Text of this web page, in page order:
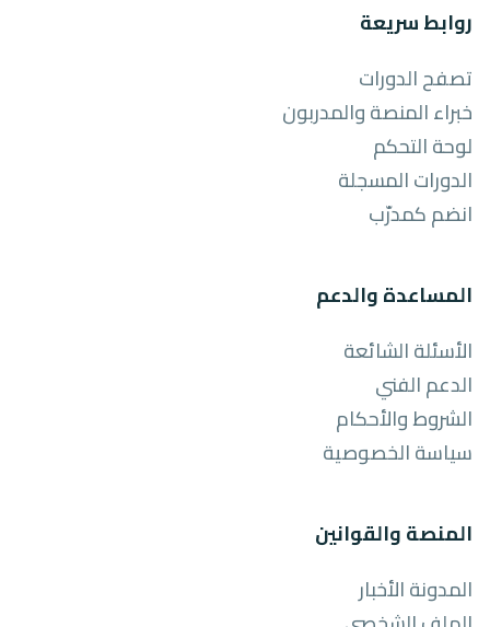
روابط سريعة
تصفح الدورات
خبراء المنصة والمدربون
لوحة التحكم
الدورات المسجلة
انضم كمدرّب
المساعدة والدعم
الأسئلة الشائعة
الدعم الفني
الشروط والأحكام
سياسة الخصوصية
المنصة والقوانين
المدونة الأخبار